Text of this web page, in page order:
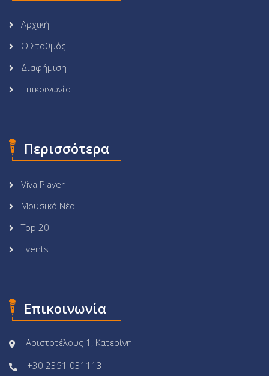
Αρχική
Ο Σταθμός
Διαφήμιση
Επικοινωνία
Περισσότερα
Viva Player
Μουσικά Νέα
Top 20
Events
Επικοινωνία
Αριστοτέλους 1, Κατερίνη
+30 2351 031113